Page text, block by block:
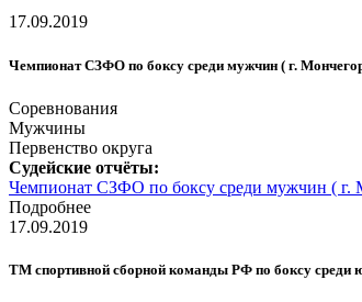
17.09.2019
Чемпионат СЗФО по боксу среди мужчин ( г.
Соревнования
Мужчины
Первенство округа
Судейские отчёты:
Чемпионат СЗФО по боксу среди мужчин ( г.
Подробнее
17.09.2019
ТМ спортивной сборной команды РФ по боксу среди